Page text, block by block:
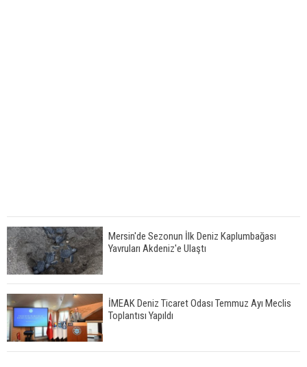
Mersin'de Sezonun İlk Deniz Kaplumbağası
Yavruları Akdeniz'e Ulaştı
İMEAK Deniz Ticaret Odası Temmuz Ayı Meclis
Toplantısı Yapıldı